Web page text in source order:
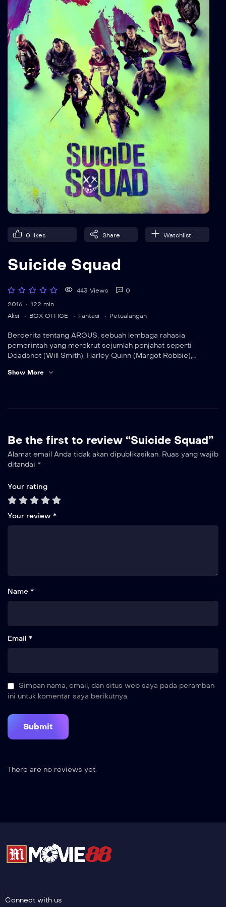
0 likes Share Watchlist
Suicide Squad
443 Views
0
2016
122 min
Aksi
BOX OFFICE Fantasi Petualangan
Bercerita tentang ARGUS, sebuah lembaga rahasia
pemerintah yang merekrut sejumlah penjahat seperti
Deadshot (Will Smith), Harley Quinn (Margot Robbie),
Courtney), Amanda Waller (Viola Davis), El Diablo (Jay
Show More
Be the first to review “Suicide Squad”
Alamat email Anda tidak akan dipublikasikan. Ruas yang wajib
ditandai *
Your rating
Your review *
Name *
Email *
Simpan nama, email, dan situs web saya pada peramban
ini untuk komentar saya berikutnya.
There are no reviews yet.
Connect with us